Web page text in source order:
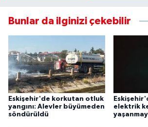
Bunlar da ilginizi çekebilir
Eskişehir'de korkutan otluk
yangını: Alevler büyümeden
söndürüldü
elektrik